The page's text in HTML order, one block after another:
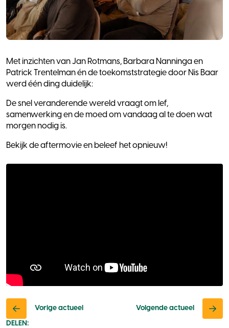
Met inzichten van Jan Rotmans, Barbara Nanninga en
Patrick Trentelman én de toekomststrategie door Nis Baar
werd één ding duidelijk:
De snel veranderende wereld vraagt om lef,
samenwerking en de moed om vandaag al te doen wat
morgen nodig is.
Bekijk de aftermovie en beleef het opnieuw!
Vorige actueel
Volgende actueel
DELEN: